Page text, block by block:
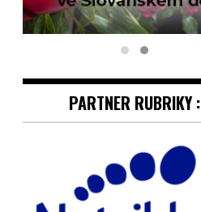
PARTNER RUBRIKY :